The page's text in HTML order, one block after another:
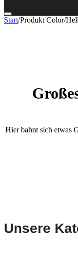
Start/Produkt Color/
Hier bahnt sich etwas
Unsere